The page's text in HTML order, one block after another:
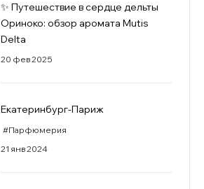
✨ Путешествие в сердце дельты
Ориноко: обзор аромата Mutis
Delta
20 фев 2025
Екатеринбург-Париж
#Парфюмерия
21 янв 2024